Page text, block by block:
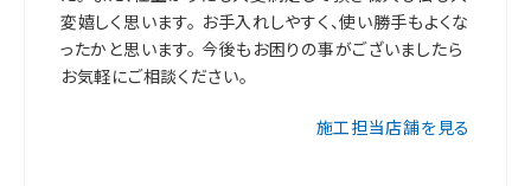
変嬉しく思います。 お手入れしやすく、使い勝手もよくな
ったかと思います。 今後もお困りの事がございましたら
お気軽にご相談ください。
施工担当店舗を見る